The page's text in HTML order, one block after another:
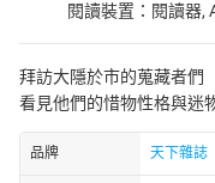
閱讀裝置：閱讀器,
拜訪大隱於市的蒐藏者們
看見他們的惜物性格與迷
品牌 天下雜誌